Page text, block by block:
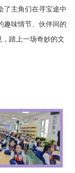
了主角们在寻宝途中
趣味情节、伙伴间的
踏上一场奇妙的文